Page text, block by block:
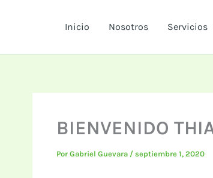
Inicio Nosotros Servicios
BIENVENIDO
Por Gabriel Guevara / septiembre 1, 2020